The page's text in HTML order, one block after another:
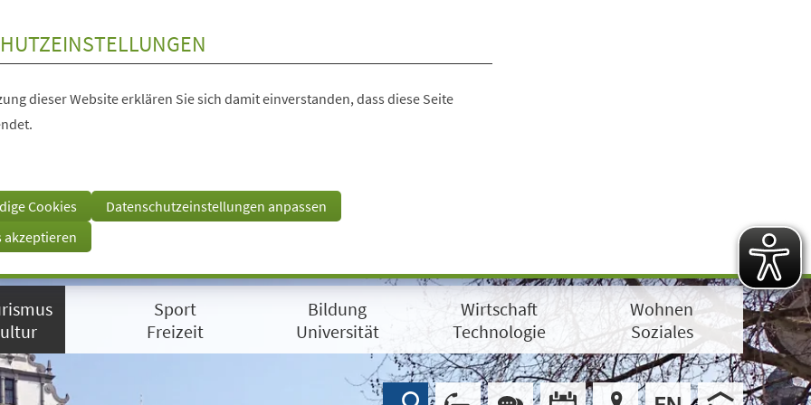
dieser Website erklären Sie sich damit einverstanden, dass diese Seite
Cookies
Datenschutzeinstellungen anpassen
akzeptieren
Sport
Freizeit
Bildung
Universität
Wirtschaft
Technologie
Wohnen
Soziales